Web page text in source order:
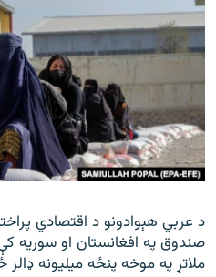
د عربي هېوادونو د اقتصادي
صندوق په افغانستان او سوریه
ملاتړ په موخه پنځه میلیونه